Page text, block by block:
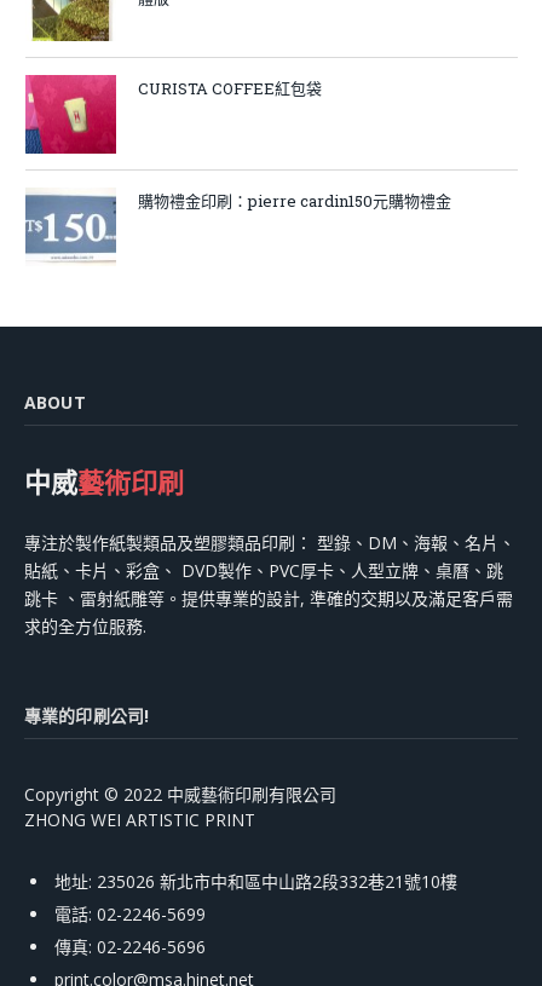
CURISTA COFFEE紅包袋
購物禮金印刷：pierre cardin150元購物禮金
ABOUT
中威藝術印刷
專注於製作紙製類品及塑膠類品印刷： 型錄、DM、海報、名片、
貼紙、卡片、彩盒、 DVD製作、PVC厚卡、人型立牌、桌曆、跳
跳卡 、雷射紙雕等。提供專業的設計, 準確的交期以及滿足客戶需
求的全方位服務.
專業的印刷公司!
Copyright © 2022 中威藝術印刷有限公司
ZHONG WEI ARTISTIC PRINT
地址: 235026 新北市中和區中山路2段332巷21號10樓
電話: 02-2246-5699
傳真: 02-2246-5696
print.color@msa.hinet.net